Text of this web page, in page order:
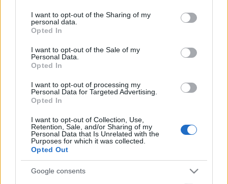
not limited to your visit or usage behaviour. You may click to
grant or deny consent to Google and its third-party tags to
use your data for below specified purposes in below Google
consent section.
I want to opt-out of the Sharing of my
personal data.
Opted In
I want to opt-out of the Sale of my
Personal Data.
Opted In
I want to opt-out of processing my
Personal Data for Targeted Advertising.
Opted In
I want to opt-out of Collection, Use,
Retention, Sale, and/or Sharing of my
Personal Data that Is Unrelated with the
Purposes for which it was collected.
Opted Out
Google consents
és ingyenes,…
Rendíthetetlenül folytatja a
prekolumbiánus kutatást a spanyol
barlangász
2014. október 01.
Rendkívüli elkötelezett a 44 éves Cecilio López
Sanchez spanyol barlangász Peruban, aki egy
baleset után mentettek ki. A kutató a Kolumbusz
előtti ősi és még ősibb civilizációk nyomait kutatja a
perui barlangokban. Az Intimachay barlangban 5
méteres zuhanásban csigolyatörést…